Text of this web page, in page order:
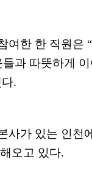
여한 한 직원은 “
들과 따뜻하게
.
사가 있는 인천
오고 있다.